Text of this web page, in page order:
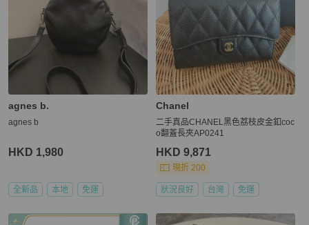
agnes b.
agnes b
HKD 1,980
全新品 本地 免運
Chanel
二手真品CHANEL黑色荔枝皮金釦coc
o翻蓋長夾AP0241
HKD 9,871
現折 200
狀況良好 台灣 免運